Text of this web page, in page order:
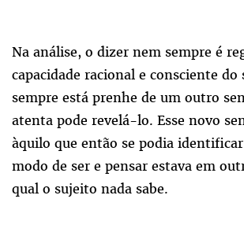
Na análise, o dizer nem sempre é
capacidade racional e consciente
sempre está prenhe de um outro
atenta pode revelá-lo. Esse novo
àquilo que então se podia
modo de ser e pensar estava em
qual o sujeito nada sabe.